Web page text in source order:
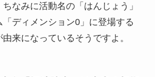
なみに活動名の「はんじょう」
ディメンション0」に登場する
由来になっているそうですよ。